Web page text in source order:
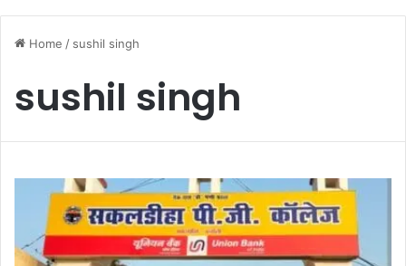
Home / sushil singh
sushil singh